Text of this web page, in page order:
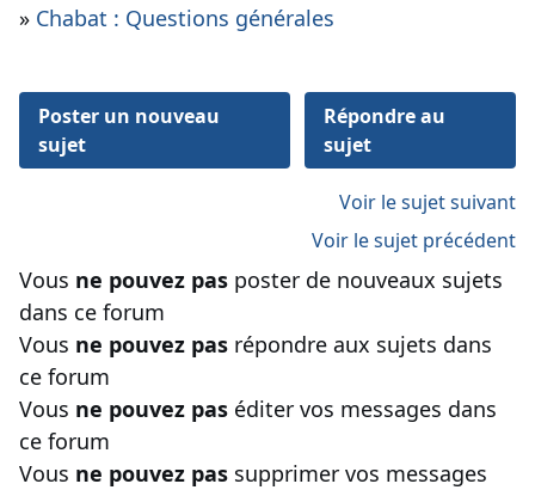
» Chabat : Questions générales
Poster un nouveau
sujet
Répondre au
sujet
Voir le sujet suivant
Voir le sujet précédent
Vous ne pouvez pas poster de nouveaux sujets
dans ce forum
Vous ne pouvez pas répondre aux sujets dans
ce forum
Vous ne pouvez pas éditer vos messages dans
ce forum
Vous ne pouvez pas supprimer vos messages